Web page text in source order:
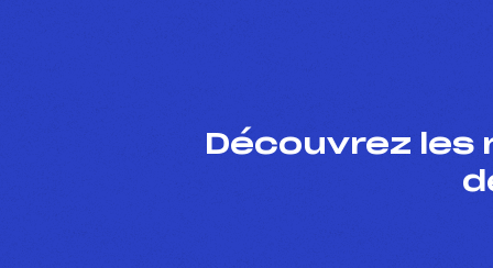
Découvrez